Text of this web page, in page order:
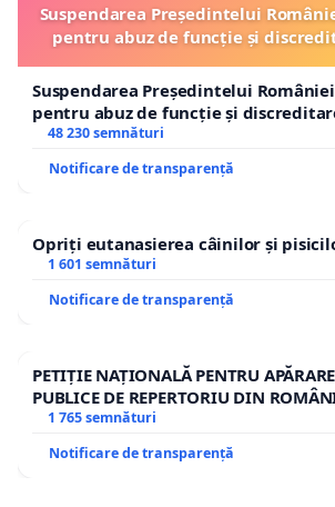
Suspendarea Președintelui
pentru abuz de funcție și
Suspendarea Președintelui
pentru abuz de funcție și
48 230 semnături
Notificare de transparență
Opriți eutanasierea câinilor și
1 601 semnături
Notificare de transparență
PETIȚIE NAȚIONALĂ PENTRU
PUBLICE DE REPERTORIU DIN
1 765 semnături
Notificare de transparență